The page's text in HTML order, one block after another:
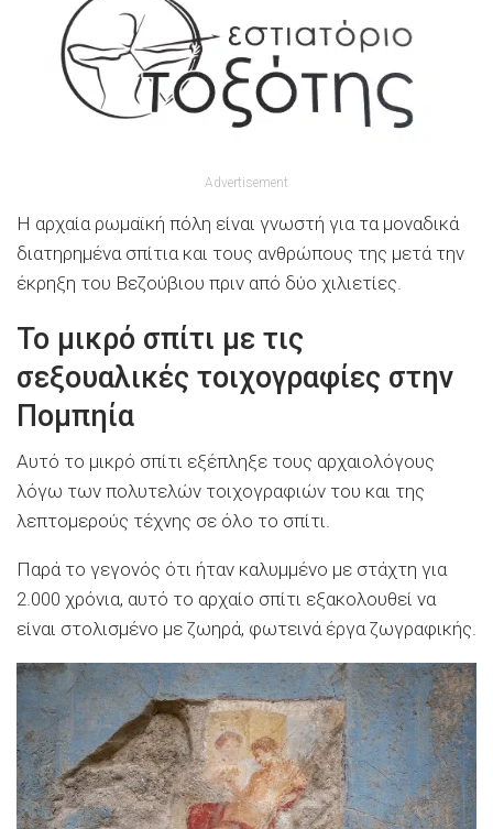
Advertisement
Η αρχαία ρωμαϊκή πόλη είναι γνωστή για τα μοναδικά
διατηρημένα σπίτια και τους ανθρώπους της μετά την
έκρηξη του Βεζούβιου πριν από δύο χιλιετίες.
Το μικρό σπίτι με τις
σεξουαλικές τοιχογραφίες στην
Πομπηία
Αυτό το μικρό σπίτι εξέπληξε τους αρχαιολόγους
λόγω των πολυτελών τοιχογραφιών του και της
λεπτομερούς τέχνης σε όλο το σπίτι.
Παρά το γεγονός ότι ήταν καλυμμένο με στάχτη για
2.000 χρόνια, αυτό το αρχαίο σπίτι εξακολουθεί να
είναι στολισμένο με ζωηρά, φωτεινά έργα ζωγραφικής.